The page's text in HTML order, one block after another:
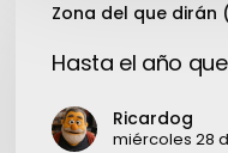
Zona del que dirán
viene
Hasta el año
Ricardog
miércoles 28